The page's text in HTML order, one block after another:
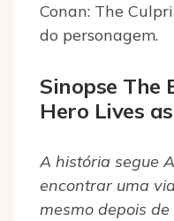
Conan: The
do personagem.
Sinopse The
Hero Lives
A história segue
encontrar uma
mesmo depois